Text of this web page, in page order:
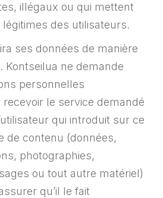
illégaux ou qui mettent
des utilisateurs.
ses données de manière
Kontseilua ne demande
personnelles
le service demandé
qui introduit sur ce
de contenu (données,
photographies,
ou tout autre matériel)
qu’il le fait